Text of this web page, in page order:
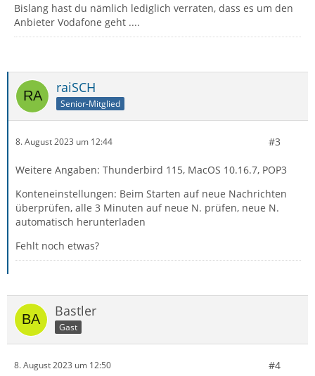
Bislang hast du nämlich lediglich verraten, dass es um den
Anbieter Vodafone geht ....
raiSCH
Senior-Mitglied
8. August 2023 um 12:44 #3
Weitere Angaben: Thunderbird 115, MacOS 10.16.7, POP3
Konteneinstellungen: Beim Starten auf neue Nachrichten
überprüfen, alle 3 Minuten auf neue N. prüfen, neue N.
automatisch herunterladen
Fehlt noch etwas?
Bastler
Gast
8. August 2023 um 12:50 #4